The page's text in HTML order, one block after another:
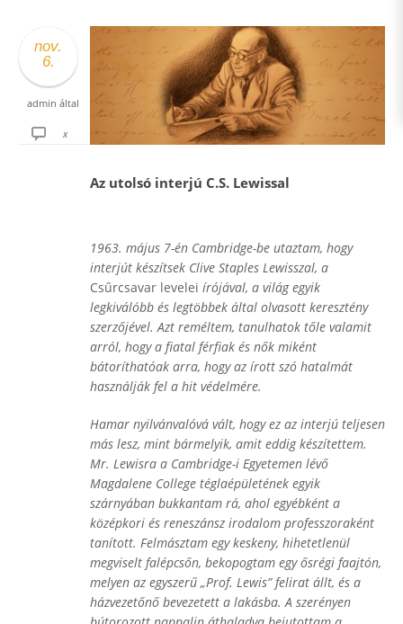
nov.
6.
admin által
x
Az utolsó interjú C.S. Lewissal
1963. május 7-én Cambridge-be utaztam, hogy
interjút készítsek Clive Staples Lewisszal, a
Csűrcsavar levelei írójával, a világ egyik
legkiválóbb és legtöbbek által olvasott keresztény
szerzőjével. Azt reméltem, tanulhatok tőle valamit
arról, hogy a fiatal férfiak és nők miként
bátoríthatóak arra, hogy az írott szó hatalmát
használják fel a hit védelmére.
Hamar nyilvánvalóvá vált, hogy ez az interjú teljesen
más lesz, mint bármelyik, amit eddig készítettem.
Mr. Lewisra a Cambridge-i Egyetemen lévő
Magdalene College téglaépületének egyik
szárnyában bukkantam rá, ahol egyébként a
középkori és reneszánsz irodalom professzoraként
tanított. Felmásztam egy keskeny, hihetetlenül
megviselt falépcsőn, bekopogtam egy ősrégi faajtón,
melyen az egyszerű „Prof. Lewis”felirat állt, és a
házvezetőnő bevezetett a lakásba. A szerényen